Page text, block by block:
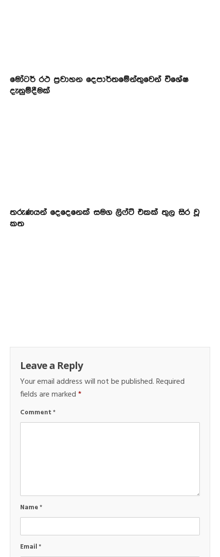
මෝටර් රථ ප්‍රවාහන දෙපාර්තමේන්තුවෙන් විශේෂ
දැනුම්දීමක්
තරුණයන් දෙදෙනෙක් සමග ලිෆ්ට් එකක් තුල සිර වූ
කත
Leave a Reply
Your email address will not be published.Required
fields are marked*
Comment*
Name*
Email*